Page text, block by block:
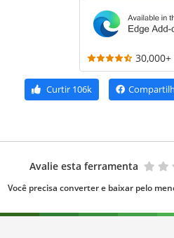
Curtir 106k
Avalie esta ferramenta
Você precisa converter e baixar pelo